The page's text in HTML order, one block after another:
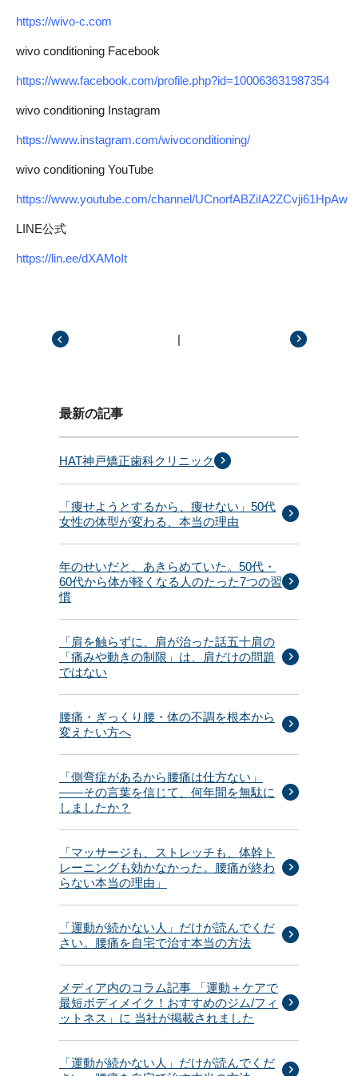
https://wivo-c.com
wivo conditioning Facebook
https://www.facebook.com/profile.php?id=100063631987354
wivo conditioning Instagram
https://www.instagram.com/wivoconditioning/
wivo conditioning YouTube
https://www.youtube.com/channel/UCnorfABZiIA2ZCvji61HpAw
LINE公式
https://lin.ee/dXAMoIt
|
最新の記事
HAT神戸矯正歯科クリニック
「痩せようとするから、痩せない」50代
女性の体型が変わる、本当の理由
年のせいだと、あきらめていた。50代・
60代から体が軽くなる人のたった7つの習
慣
「肩を触らずに、肩が治った話五十肩の
「痛みや動きの制限」は、肩だけの問題
ではない
腰痛・ぎっくり腰・体の不調を根本から
変えたい方へ
「側弯症があるから腰痛は仕方ない」
——その言葉を信じて、何年間を無駄に
しましたか？
「マッサージも、ストレッチも、体幹ト
レーニングも効かなかった。腰痛が終わ
らない本当の理由」
「運動が続かない人」だけが読んでくだ
さい。腰痛を自宅で治す本当の方法
メディア内のコラム記事 「運動＋ケアで
最短ボディメイク！おすすめのジム/フィ
ットネス」に 当社が掲載されました
「運動が続かない人」だけが読んでくだ